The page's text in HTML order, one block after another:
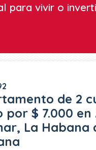
para vivir o
de 2
por $ 7.000
La Habana